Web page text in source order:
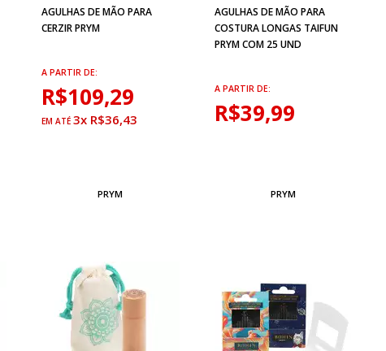
AGULHAS DE MÃO PARA
CERZIR PRYM
A PARTIR DE:
R$109,29
3x R$36,43
PRYM
AGULHAS DE MÃO PARA
COSTURA LONGAS TAIFUN
PRYM COM 25 UND
A PARTIR DE:
R$39,99
PRYM